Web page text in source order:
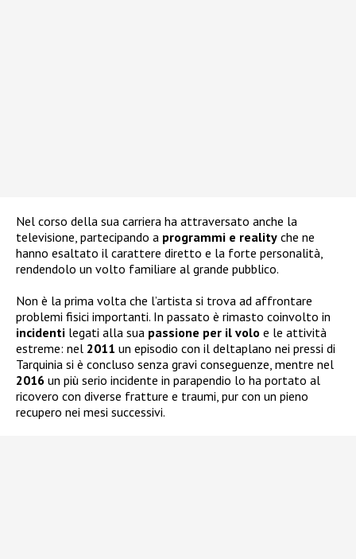
Nel corso della sua carriera ha attraversato anche la
televisione, partecipando a programmi e reality che ne
hanno esaltato il carattere diretto e la forte personalità,
rendendolo un volto familiare al grande pubblico.
Non è la prima volta che l’artista si trova ad affrontare
problemi fisici importanti. In passato è rimasto coinvolto in
incidenti legati alla sua passione per il volo e le attività
estreme: nel 2011 un episodio con il deltaplano nei pressi di
Tarquinia si è concluso senza gravi conseguenze, mentre nel
2016 un più serio incidente in parapendio lo ha portato al
ricovero con diverse fratture e traumi, pur con un pieno
recupero nei mesi successivi.